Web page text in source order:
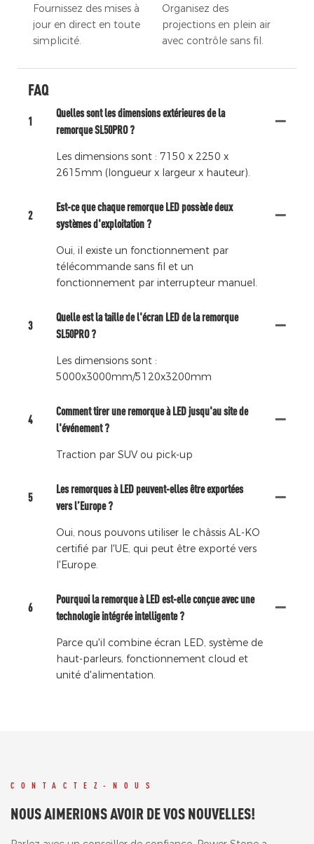
Fournissez des mises à
jour en direct en toute
simplicité.
Organisez des
projections en plein air
avec contrôle sans fil.
FAQ
1
Quelles sont les dimensions extérieures de la
remorque SL50PRO ?
Les dimensions sont : 7150 x 2250 x
2615mm (longueur x largeur x hauteur).
2
Est-ce que chaque remorque LED possède deux
systèmes d'exploitation ?
Oui, il existe un fonctionnement par
télécommande sans fil et un
fonctionnement par interrupteur manuel.
3
Quelle est la taille de l'écran LED de la remorque
SL50PRO ?
Les dimensions sont :
5000x3000mm/5120x3200mm
4
Comment tirer une remorque à LED jusqu'au site de
l'événement ?
Traction par SUV ou pick-up
5
Les remorques à LED peuvent-elles être exportées
vers l’Europe ?
Oui, nous pouvons utiliser le châssis AL-KO
certifié par l'UE, qui peut être exporté vers
l'Europe.
6
Pourquoi la remorque à LED est-elle conçue avec une
technologie intégrée intelligente ?
Parce qu'il combine écran LED, système de
haut-parleurs, fonctionnement cloud et
unité d'alimentation.
CONTACTEZ-NOUS
NOUS AIMERIONS AVOIR DE VOS NOUVELLES!